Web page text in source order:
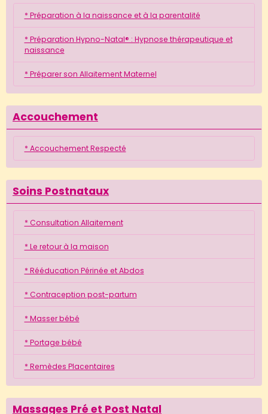
* Préparation à la naissance et à la parentalité
* Préparation Hypno-Natal® : Hypnose thérapeutique et
naissance
* Préparer son Allaitement Maternel
Accouchement
* Accouchement Respecté
Soins Postnataux
* Consultation Allaitement
* Le retour à la maison
* Rééducation Périnée et Abdos
* Contraception post-partum
* Masser bébé
* Portage bébé
* Remèdes Placentaires
Massages Pré et Post Natal